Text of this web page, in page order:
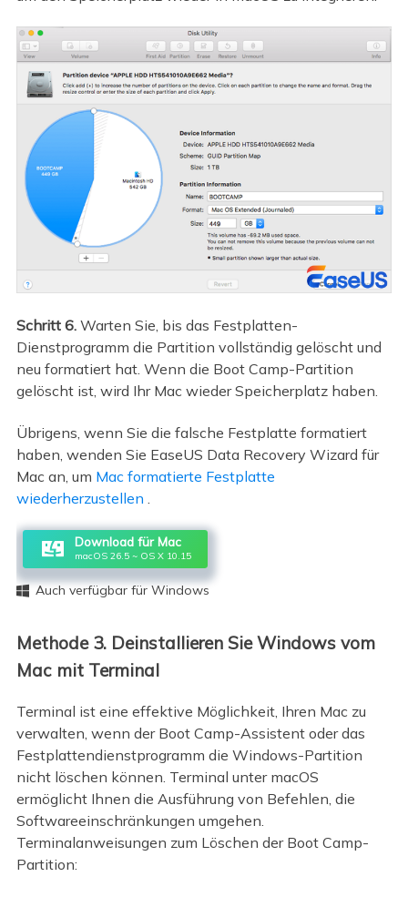
Schritt 6.Warten Sie, bis das Festplatten-
Dienstprogramm die Partition vollständig gelöscht und
neu formatiert hat. Wenn die Boot Camp-Partition
gelöscht ist, wird Ihr Mac wieder Speicherplatz haben.
Übrigens, wenn Sie die falsche Festplatte formatiert
haben, wenden Sie EaseUS Data Recovery Wizard für
Mac an, um Mac formatierte Festplatte
wiederherzustellen .
Download für Mac
macOS 26.5 ~ OS X 10.15
 Auch verfügbar für Windows
Methode 3. Deinstallieren Sie Windows vom
Mac mit Terminal
Terminal ist eine effektive Möglichkeit, Ihren Mac zu
verwalten, wenn der Boot Camp-Assistent oder das
Festplattendienstprogramm die Windows-Partition
nicht löschen können. Terminal unter macOS
ermöglicht Ihnen die Ausführung von Befehlen, die
Softwareeinschränkungen umgehen.
Terminalanweisungen zum Löschen der Boot Camp-
Partition: